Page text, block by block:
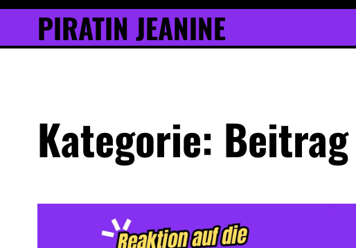
springen
Skip
content
PIRATIN JEANINE
Kategorie: Beitrag